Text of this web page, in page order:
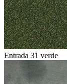
Entrada 31 verde